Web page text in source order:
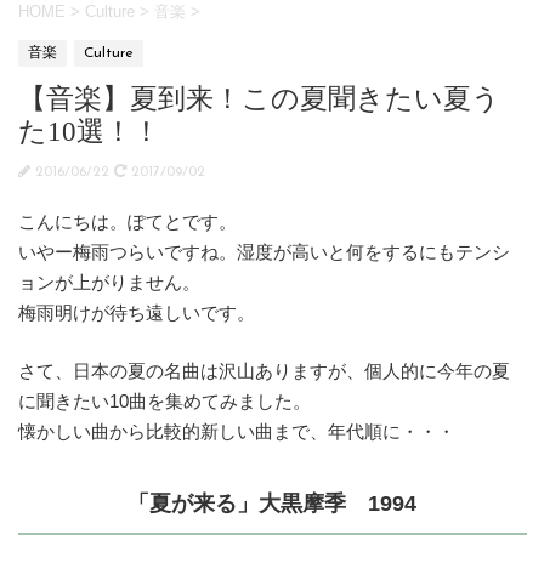
HOME > Culture > 音楽 >
音楽 Culture
【音楽】夏到来！この夏聞きたい夏う
た10選！！
2016/06/22 2017/09/02
こんにちは。ぽてとです。
いやー梅雨つらいですね。湿度が高いと何をするにもテンシ
ョンが上がりません。
梅雨明けが待ち遠しいです。
さて、日本の夏の名曲は沢山ありますが、個人的に今年の夏
に聞きたい10曲を集めてみました。
懐かしい曲から比較的新しい曲まで、年代順に・・・
「夏が来る」大黒摩季 1994